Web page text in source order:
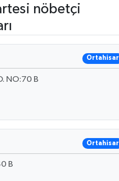
nöbetçi
Ortahisar
NO:70 B
Ortahisar
B